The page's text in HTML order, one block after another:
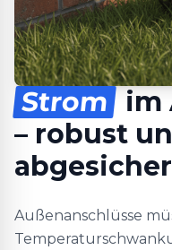
Strom
im
– robust
Außenanschlüsse